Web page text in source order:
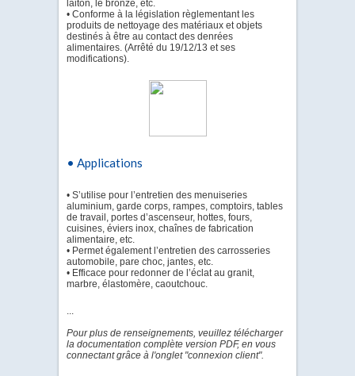
laiton, le bronze, etc.
• Conforme à la législation règlementant les
produits de nettoyage des matériaux et objets
destinés à être au contact des denrées
alimentaires. (Arrêté du 19/12/13 et ses
modifications).
• Applications
• S’utilise pour l’entretien des menuiseries
aluminium, garde corps, rampes, comptoirs, tables
de travail, portes d’ascenseur, hottes, fours,
cuisines, éviers inox, chaînes de fabrication
alimentaire, etc.
• Permet également l’entretien des carrosseries
automobile, pare choc, jantes, etc.
• Efficace pour redonner de l’éclat au granit,
marbre, élastomère, caoutchouc.
...
Pour plus de renseignements, veuillez télécharger
la documentation complète version PDF, en vous
connectant grâce à l'onglet "connexion client".